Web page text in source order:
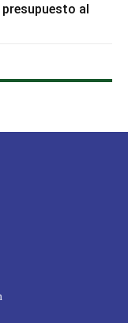
al